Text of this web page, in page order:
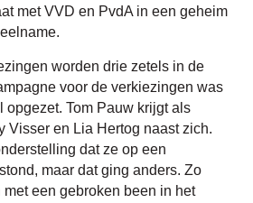
met VVD en PvdA in een geheim
worden drie zetels in de
voor de verkiezingen was
opgezet. Tom Pauw krijgt als
Visser en Lia Hertog naast zich.
dat ze op een
maar dat ging anders. Zo
een gebroken been in het